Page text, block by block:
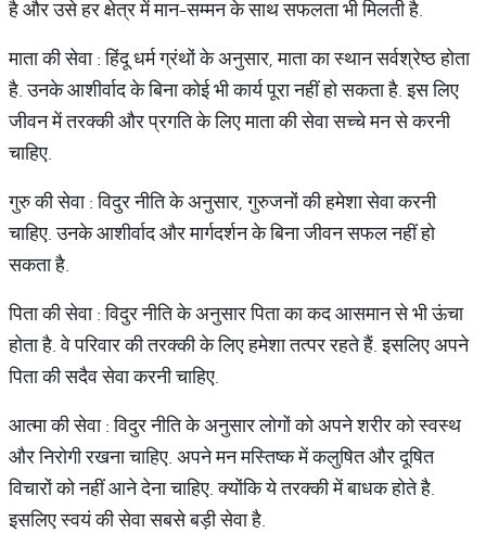
है और उसे हर क्षेत्र में मान-सम्मन के साथ सफलता भी मिलती है.
माता की सेवा : हिंदू धर्म ग्रंथों के अनुसार, माता का स्थान सर्वश्रेष्ठ होता
है. उनके आशीर्वाद के बिना कोई भी कार्य पूरा नहीं हो सकता है. इस लिए
जीवन में तरक्की और प्रगति के लिए माता की सेवा सच्चे मन से करनी
चाहिए.
गुरु की सेवा : विदुर नीति के अनुसार, गुरुजनों की हमेशा सेवा करनी
चाहिए. उनके आशीर्वाद और मार्गदर्शन के बिना जीवन सफल नहीं हो
सकता है.
पिता की सेवा : विदुर नीति के अनुसार पिता का कद आसमान से भी ऊंचा
होता है. वे परिवार की तरक्की के लिए हमेशा तत्पर रहते हैं. इसलिए अपने
पिता की सदैव सेवा करनी चाहिए.
आत्मा की सेवा : विदुर नीति के अनुसार लोगों को अपने शरीर को स्वस्थ
और निरोगी रखना चाहिए. अपने मन मस्तिष्क में कलुषित और दूषित
विचारों को नहीं आने देना चाहिए. क्योंकि ये तरक्की में बाधक होते है.
इसलिए स्वयं की सेवा सबसे बड़ी सेवा है.